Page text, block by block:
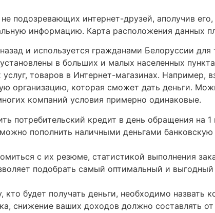
подозревающих интернет-друзей, аполучив
информацию. Карта расположения данных
и используется гражданами Белоруссии для
в больших и малых населенных
товаров в Интернет-магазинах. Например,
организацию, которая сможет дать деньги.
компаний условия примерно одинаковые.
потребительский кредит в день обращения на 1
пополнить наличными деньгами
с их резюме, статистикой выполнения
подобрать самый оптимальный и
будет получать деньги, необходимо назвать
снижение ваших доходов должно составлять